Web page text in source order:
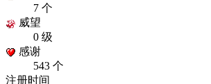
7 个
威望
0 级
感谢
543 个
注册时间